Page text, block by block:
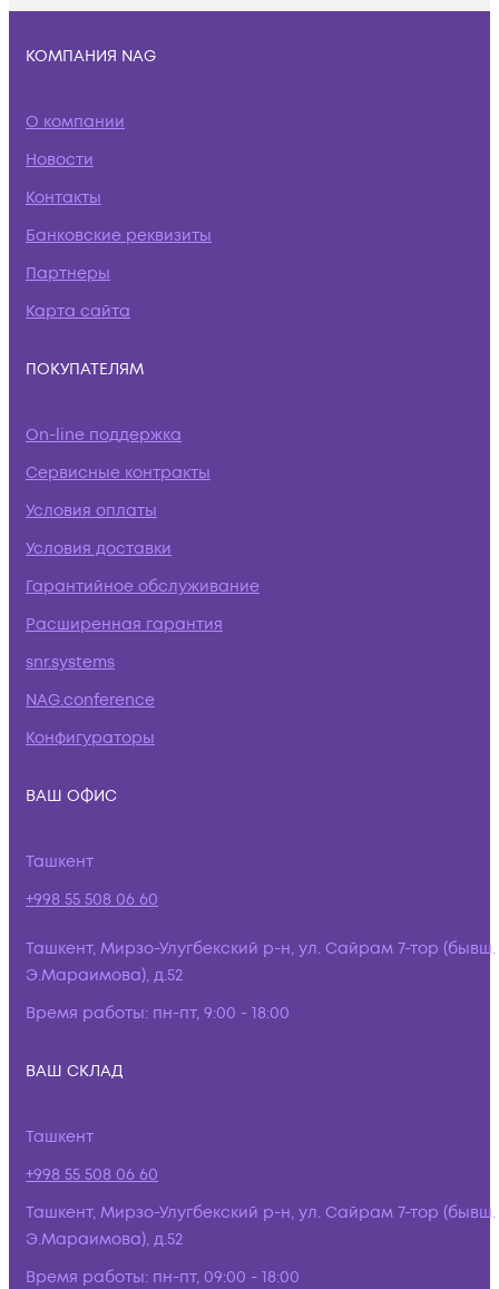
КОМПАНИЯ NAG
О компании
Новости
Контакты
Банковские реквизиты
Партнеры
Карта сайта
ПОКУПАТЕЛЯМ
On-line поддержка
Сервисные контракты
Условия оплаты
Условия доставки
Гарантийное обслуживание
Расширенная гарантия
snr.systems
NAG.conference
Конфигураторы
ВАШ ОФИС
Ташкент
+998 55 508 06 60
Ташкент, Мирзо-Улугбекский р-н, ул. Сайрам 7-тор (бывш.
Э.Мараимова), д.52
Время работы: пн-пт, 9:00 - 18:00
ВАШ СКЛАД
Ташкент
+998 55 508 06 60
Ташкент, Мирзо-Улугбекский р-н, ул. Сайрам 7-тор (бывш.
Э.Мараимова), д.52
Время работы: пн-пт, 09:00 - 18:00